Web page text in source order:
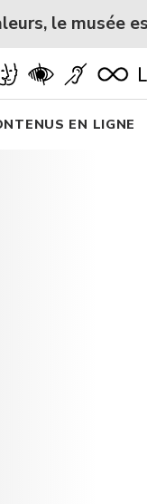
musée est
EN LIGNE